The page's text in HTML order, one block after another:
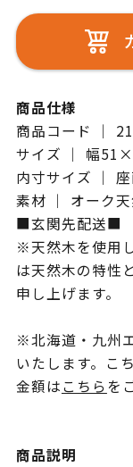
商品仕様
商品コード ｜
サイズ ｜ 幅
内寸サイズ ｜
素材 ｜ オーク
■玄関先配送■
※天然木を使用
は天然木の特性
申し上げます。
※北海道・九州
いたします。こ
金額はこちらを
商品説明